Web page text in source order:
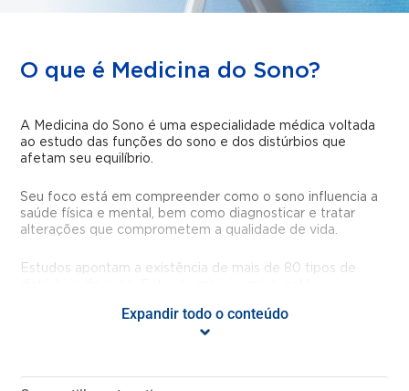
O que é Medicina do Sono?
A Medicina do Sono é uma especialidade médica voltada
ao estudo das funções do sono e dos distúrbios que
afetam seu equilíbrio.
Seu foco está em compreender como o sono influencia a
saúde física e mental, bem como diagnosticar e tratar
alterações que comprometem a qualidade de vida.
Estudos apontam a existência de mais de 80 tipos de
Apneia obstrutiva do sono;
Sonambulismo.
Expandir todo o conteúdo